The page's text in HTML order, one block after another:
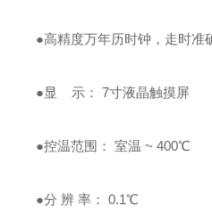
●高精度万年历时钟，走时准
●显 示： 7寸液晶触摸屏
●控温范围： 室温 ~ 400℃
●分 辨 率： 0.1℃